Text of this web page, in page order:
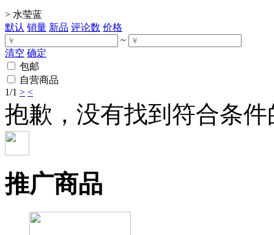
> 水莹蓝
默认 销量 新品 评论数 价格
~
清空 确定
包邮
自营商品
1/1 > <
抱歉，没有找到符合条件
推广商品